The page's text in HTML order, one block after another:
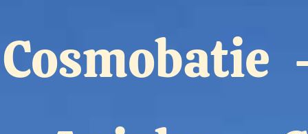
1% œuvres dans
Cosmobatie